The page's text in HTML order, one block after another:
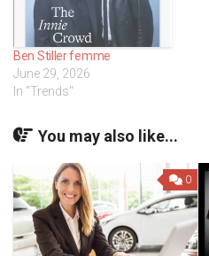
Ben Stiller femme
June 29, 2026
In "Trends"
You may also like...
0